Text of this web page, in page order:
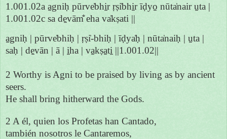
1.001.02a a̱gniḥ pūrve̍bhi̱r ṛṣi̍bhi̱r īḍyo̱ nūta̍nair u̱ta |
1.001.02c sa de̱vām̐ eha va̍kṣati ||
a̱gniḥ | pūrve̍bhiḥ | ṛṣi̍-bhiḥ | īḍya̍ḥ | nūta̍naiḥ | u̱ta |
saḥ | de̱vān | ā | i̱ha | va̱kṣa̱ti̱ ||1.001.02||
2 Worthy is Agni to be praised by living as by ancient
seers.
He shall bring hitherward the Gods.
2 A él, quien los Profetas han Cantado,
también nosotros le Cantaremos,